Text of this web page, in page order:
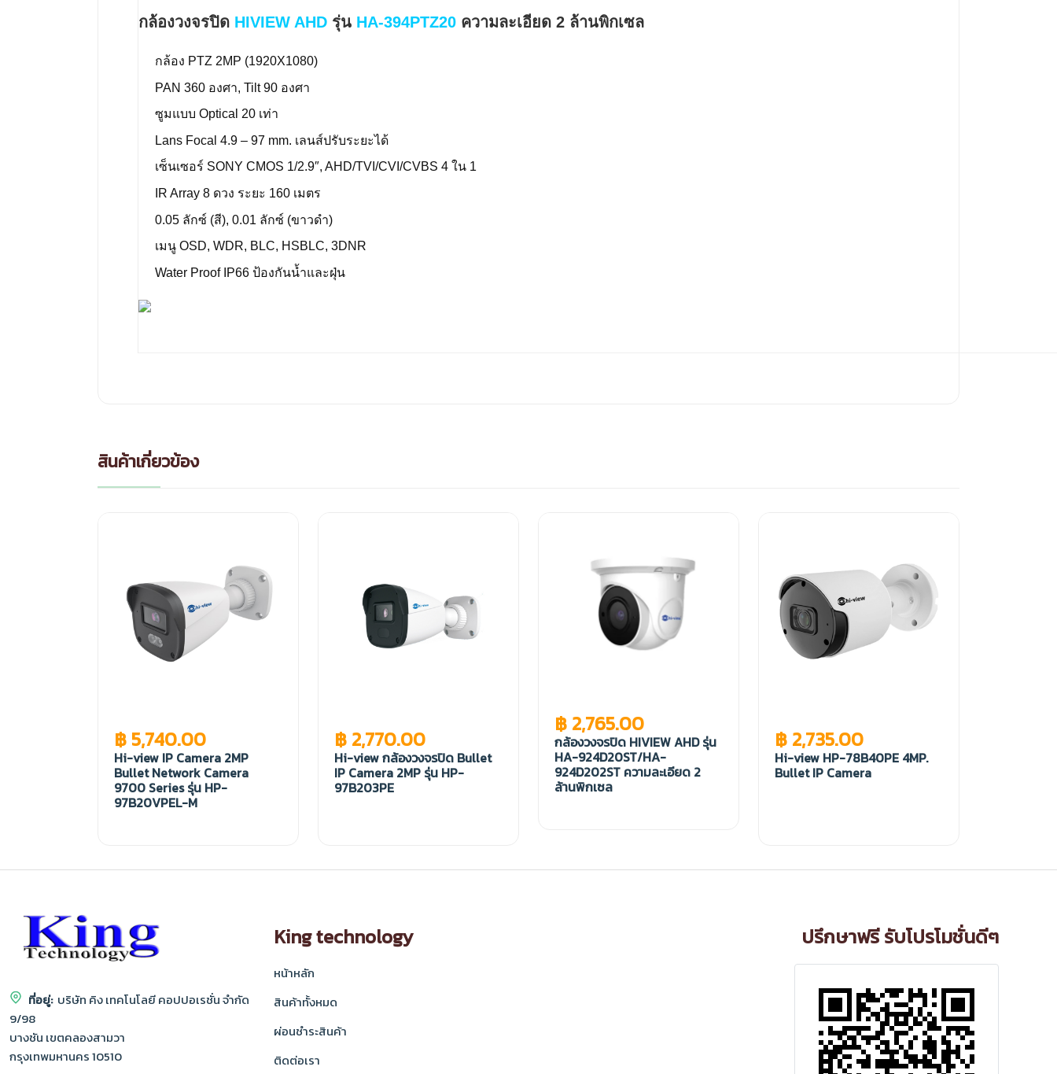
กล้องวงจรปิด HIVIEW AHD รุ่น HA-394PTZ20 ความละเอียด 2 ล้านพิกเซล
กล้อง PTZ 2MP (1920X1080)
PAN 360 องศา, Tilt 90 องศา
ซูมแบบ Optical 20 เท่า
Lans Focal 4.9 – 97 mm. เลนส์ปรับระยะได้
เซ็นเซอร์ SONY CMOS 1/2.9″, AHD/TVI/CVI/CVBS 4 ใน 1
IR Array 8 ดวง ระยะ 160 เมตร
0.05 ลักซ์ (สี), 0.01 ลักซ์ (ขาวดำ)
เมนู OSD, WDR, BLC, HSBLC, 3DNR
Water Proof IP66 ป้องกันน้ำและฝุ่น
สินค้าเกี่ยวข้อง
฿ 5,740.00
Hi-view IP Camera 2MP
Bullet Network Camera
9700 Series รุ่น HP-
97B20VPEL-M
฿ 2,770.00
Hi-view กล้องวงจรปิด Bullet
IP Camera 2MP รุ่น HP-
97B203PE
฿ 2,765.00
กล้องวงจรปิด HIVIEW AHD รุ่น
HA-924D20ST/HA-
924D202ST ความละเอียด 2
ล้านพิกเซล
฿ 2,735.00
Hi-view HP-78B40PE 4MP.
Bullet IP Camera
ที่อยู่: บริษัท คิง เทคโนโลยี คอปปอเรชั่น จำกัด
9/98
บางชัน เขตคลองสามวา
กรุงเทพมหานคร 10510
King technology
หน้าหลัก
สินค้าทั้งหมด
ผ่อนชำระสินค้า
ติดต่อเรา
ปรึกษาฟรี รับโปรโมชั่นดีๆ